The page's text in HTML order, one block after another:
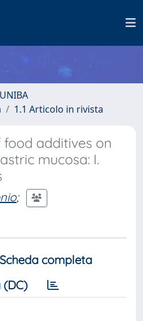
1.1 Articolo in rivista
additives on
mucosa: I.
;
Scheda completa